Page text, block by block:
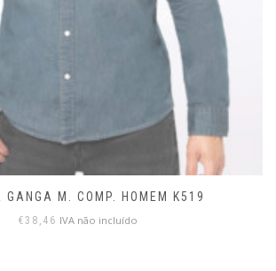
GANGA M. COMP. HOMEM K519
€38,46 IVA não incluído